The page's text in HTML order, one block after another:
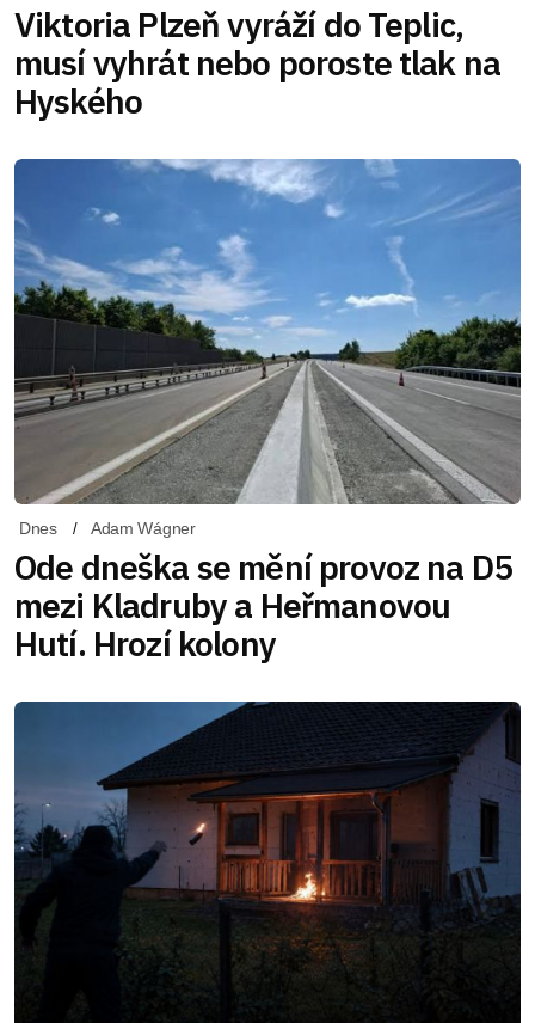
Viktoria Plzeň vyráží do Teplic,
musí vyhrát nebo poroste tlak na
Hyského
Dnes Adam Wágner
Ode dneška se mění provoz na D5
mezi Kladruby a Heřmanovou
Hutí. Hrozí kolony